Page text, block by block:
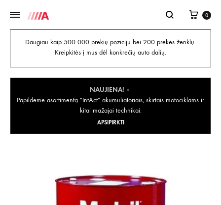
0
Daugiau kaip 500 000 prekių pozicijų bei 200 prekės ženklų.
Kreipkitės į mus dėl konkrečių auto dalių.
NAUJIENA!
Papildėme asortimentą "IntAct" akumuliatoriais, skirtais motociklams ir
kitai mažajai technikai.
APSIPIRKTI